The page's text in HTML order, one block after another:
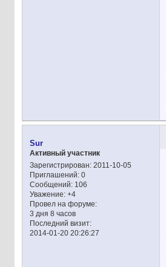
Sur
Активный участник
Зарегистрирован: 2011-10-05
Приглашений:0
Сообщений:106
Уважение: +4
Провел на форуме:
3 дня 8 часов
Последний визит:
2014-01-20 20:26:27